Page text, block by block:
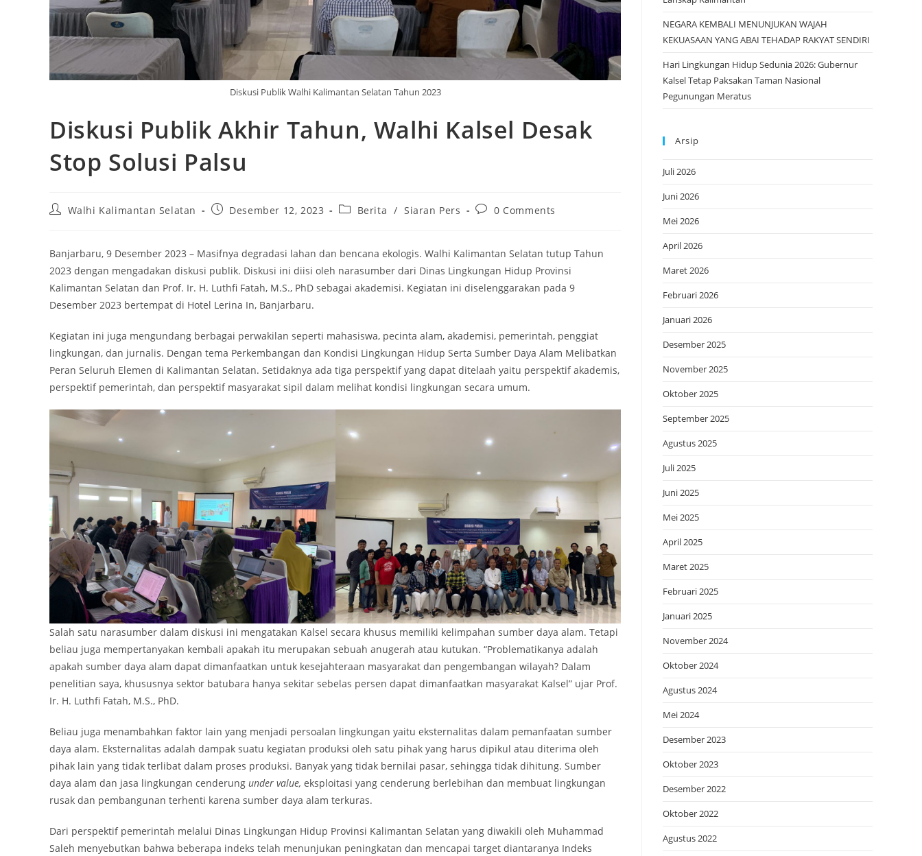
Diskusi Publik Walhi Kalimantan Selatan Tahun 2023
Diskusi Publik Akhir Tahun, Walhi Kalsel Desak
Stop Solusi Palsu
PostWalhi Kalimantan Selatan
PostDesember 12, 2023
PostBerita / Siaran Pers
Post0 Comments
Banjarbaru, 9 Desember 2023 – Masifnya degradasi lahan dan bencana ekologis. Walhi Kalimantan Selatan tutup Tahun
2023 dengan mengadakan diskusi publik. Diskusi ini diisi oleh narasumber dari Dinas Lingkungan Hidup Provinsi
Kalimantan Selatan dan Prof. Ir. H. Luthfi Fatah, M.S., PhD sebagai akademisi. Kegiatan ini diselenggarakan pada 9
Desember 2023 bertempat di Hotel Lerina In, Banjarbaru.
Kegiatan ini juga mengundang berbagai perwakilan seperti mahasiswa, pecinta alam, akademisi, pemerintah, penggiat
lingkungan, dan jurnalis. Dengan tema Perkembangan dan Kondisi Lingkungan Hidup Serta Sumber Daya Alam Melibatkan
Peran Seluruh Elemen di Kalimantan Selatan. Setidaknya ada tiga perspektif yang dapat ditelaah yaitu perspektif akademis,
perspektif pemerintah, dan perspektif masyarakat sipil dalam melihat kondisi lingkungan secara umum.
Salah satu narasumber dalam diskusi ini mengatakan Kalsel secara khusus memiliki kelimpahan sumber daya alam. Tetapi
beliau juga mempertanyakan kembali apakah itu merupakan sebuah anugerah atau kutukan. “Problematikanya adalah
apakah sumber daya alam dapat dimanfaatkan untuk kesejahteraan masyarakat dan pengembangan wilayah? Dalam
penelitian saya, khususnya sektor batubara hanya sekitar sebelas persen dapat dimanfaatkan masyarakat Kalsel” ujar Prof.
Ir. H. Luthfi Fatah, M.S., PhD.
Beliau juga menambahkan faktor lain yang menjadi persoalan lingkungan yaitu eksternalitas dalam pemanfaatan sumber
daya alam. Eksternalitas adalah dampak suatu kegiatan produksi oleh satu pihak yang harus dipikul atau diterima oleh
pihak lain yang tidak terlibat dalam proses produksi. Banyak yang tidak bernilai pasar, sehingga tidak dihitung. Sumber
daya alam dan jasa lingkungan cenderung under value, eksploitasi yang cenderung berlebihan dan membuat lingkungan
rusak dan pembangunan terhenti karena sumber daya alam terkuras.
Dari perspektif pemerintah melalui Dinas Lingkungan Hidup Provinsi Kalimantan Selatan yang diwakili oleh Muhammad
Saleh menyebutkan bahwa beberapa indeks telah menunjukan peningkatan dan mencapai target diantaranya Indeks
NEGARA KEMBALI MENUNJUKAN WAJAH
KEKUASAAN YANG ABAI TEHADAP RAKYAT SENDIRI
Hari Lingkungan Hidup Sedunia 2026: Gubernur
Kalsel Tetap Paksakan Taman Nasional
Pegunungan Meratus
Arsip
Juli 2026
Juni 2026
Mei 2026
April 2026
Maret 2026
Februari 2026
Januari 2026
Desember 2025
November 2025
Oktober 2025
September 2025
Agustus 2025
Juli 2025
Juni 2025
Mei 2025
April 2025
Maret 2025
Februari 2025
Januari 2025
November 2024
Oktober 2024
Agustus 2024
Mei 2024
Desember 2023
Oktober 2023
Desember 2022
Oktober 2022
Agustus 2022